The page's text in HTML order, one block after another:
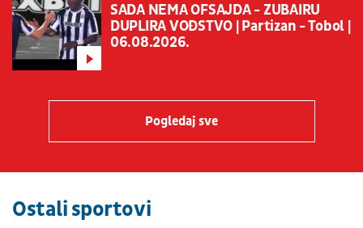
SADA NEMA OFSAJDA - ZUBAIRU
DUPLIRA VOĐSTVO | Partizan - Tobol |
06.08.2026.
Pogledaj sve
Ostali sportovi